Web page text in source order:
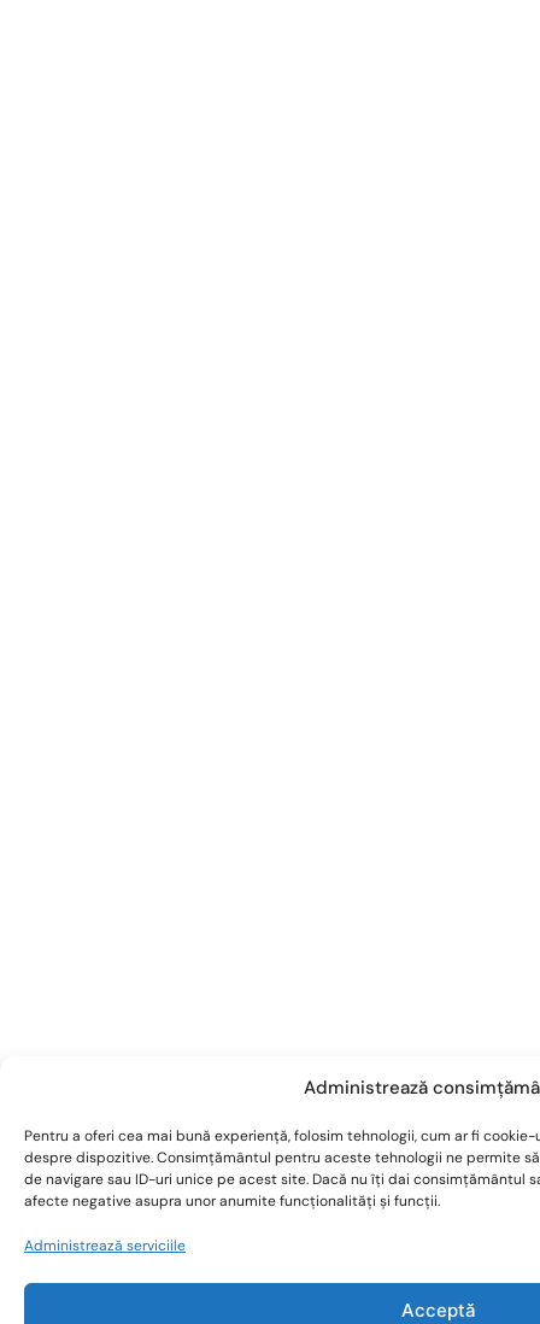
Administrează
Pentru a oferi cea mai bună experiență, folosim tehnologii, cum ar fi
despre dispozitive. Consimțământul pentru aceste tehnologii ne permite
de navigare sau ID-uri unice pe acest site. Dacă nu îți dai consimțământul
afecte negative asupra unor anumite funcționalități și funcții.
Administrează serviciile
Acceptă